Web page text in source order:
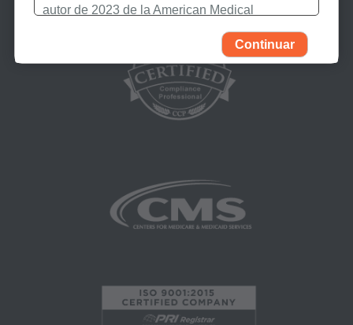
autor de 2023 de la American Medical
Association (AMA). Todos los derechos
reservados (y otra fecha de publicación de
CPT). CPT es una marca registrada de la AMA.
Usted, sus empleados y agentes están
Determinaciones de Cobertura Local (LCDs),
Políticas de Revisión Médica Local (LMRPs),
Boletines/Hojas Informativas,
Políticas de Cobertura y Codificación,
Boletines e Información de Integridad del
Continuar